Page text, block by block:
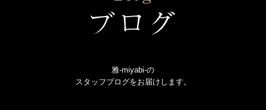
雅-miyabi-の
スタッフブログをお届けします。